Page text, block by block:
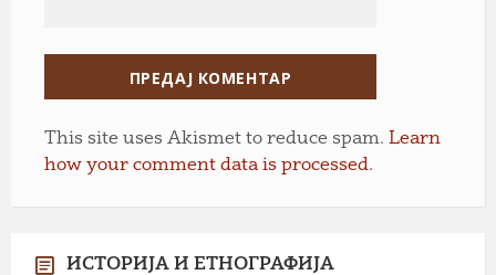
This site uses Akismet to reduce spam. Learn
how your comment data is processed.
ИСТОРИЈА И ЕТНОГРАФИЈА